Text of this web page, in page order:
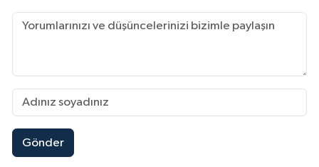
Gönder